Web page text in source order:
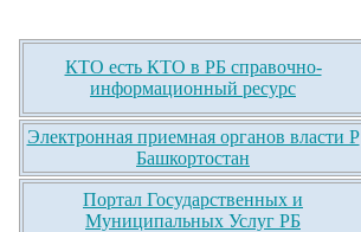
КТО есть КТО в РБ справочно-
информационный ресурс
Электронная приемная органов власти Р
Башкортостан
Портал Государственных и
Муниципальных Услуг РБ